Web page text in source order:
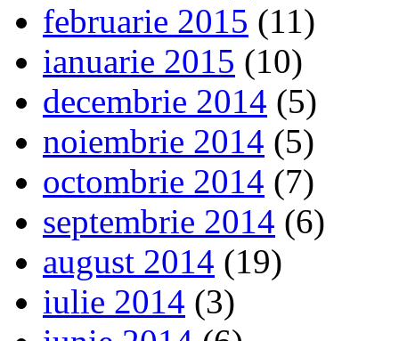
februarie 2015 (11)
ianuarie 2015 (10)
decembrie 2014 (5)
noiembrie 2014 (5)
octombrie 2014 (7)
septembrie 2014 (6)
august 2014 (19)
iulie 2014 (3)